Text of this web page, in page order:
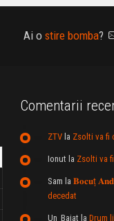
Ai o stire bomba?
Comentarii
ZTVla Zsolti va fi
Ionut la Zsolti va
Sam la 𝐁𝐨𝐜𝐮ț
decedat
Un_Baiat la Drum